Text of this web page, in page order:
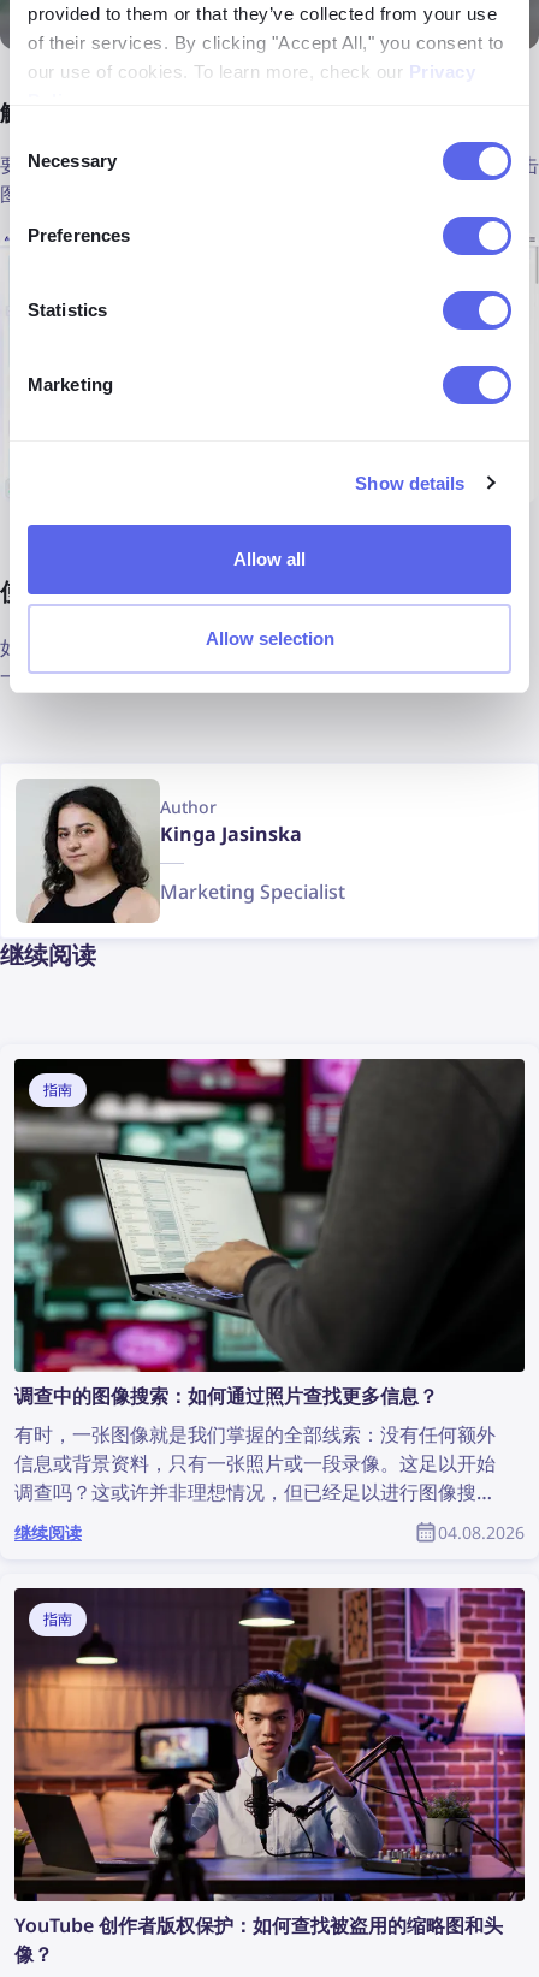
provided to them or that they’ve collected from your use
of their services. By clicking "Accept All," you consent to
our use of cookies. To learn more, check our Privacy
Selection
Necessary
Preferences
Statistics
Marketing
Show details
Allow all
Allow selection
解锁您最喜欢的结果
要解锁结果，请点击该结果，然后点击模糊区域。解锁后，点击
图片图标或网页图标即可查看全分辨率图片或打开来源。
使用 lenso.ai 从图片中查找地点
如果您正在寻找地点、建筑物和位置，请访问
一个非常棒的反向地点搜索工具 — 快来试试吧！
Author
Kinga Jasinska
Marketing Specialist
继续阅读
指南
调查中的图像搜索：如何通过照片查找更多信息？
有时，一张图像就是我们掌握的全部线索：没有任何额外
信息或背景资料，只有一张照片或一段录像。这足以开始
调查吗？这或许并非理想情况，但已经足以进行图像搜
索，从而发现有价值的信息并为调查提供帮助。那么，如
何通过照片查找更多信息？
继续阅读 04.08.2026
指南
YouTube 创作者版权保护：如何查找被盗用的缩略图和头
像？